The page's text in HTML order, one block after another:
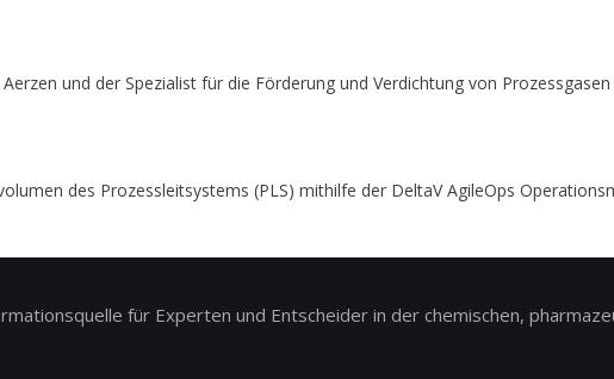
des Prozessleitsystems (PLS) mithilfe der DeltaV AgileOps
und der Spezialist für die Förderung und Verdichtung von Prozessgasen
für Experten und Entscheider in der chemischen,